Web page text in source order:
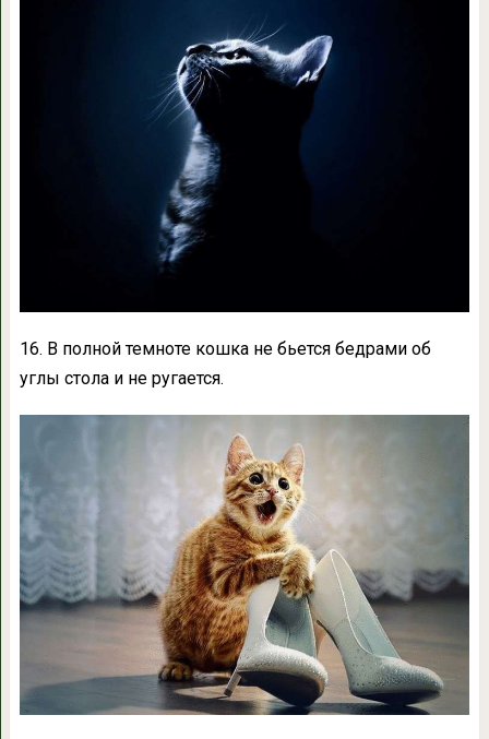
16. В полной темноте кошка не бьется бедрами об
углы стола и не ругается.